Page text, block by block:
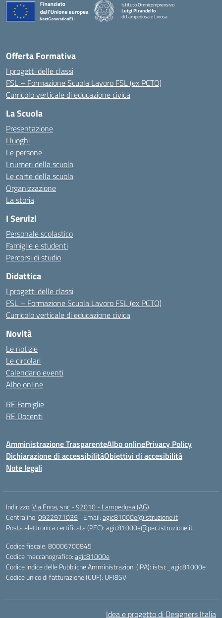
Istituto Omnicomprensivo
Luigi Pirandello
di Lampedusa e Linosa
Offerta Formativa
I progetti delle classi
FSL – Formazione Scuola Lavoro FSL (ex PCTO)
Curricolo verticale di educazione civica
La Scuola
Presentazione
I luoghi
Le persone
I numeri della scuola
Le carte della scuola
Organizzazione
La storia
I Servizi
Personale scolastico
Famiglie e studenti
Percorsi di studio
Didattica
I progetti delle classi
FSL – Formazione Scuola Lavoro FSL (ex PCTO)
Curricolo verticale di educazione civica
Novità
Le notizie
Le circolari
Calendario eventi
Albo online
RE Famiglie
RE Docenti
Amministrazione TrasparenteAlbo onlinePrivacy Policy
Dichiarazione di accessibilitàObiettivi di accesibilità
Note legali
Indirizzo:Via Enna, snc - 92010 - Lampedusa (AG)
Centralino:0922971039 Email:agic81000e@istruzione.it
Posta elettronica certificata (PEC):agic81000e@pec.istruzione.it
Codice fiscale: 80006700845
Codice meccanografico:agic81000e
Codice Indice delle Pubbliche Amministrazioni (IPA): istsc_agic81000e
Codice unico di fatturazione (CUF): UFJ8SV
Idea e progetto di Designers Italia